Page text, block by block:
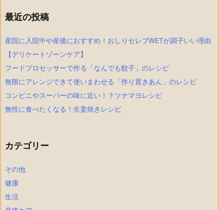
最近の投稿
産院に入院中や産後におすすめ！おしりセレブWETが調子いい理由
【デリケートゾーンケア】
フードプロセッサーで作る「なんでも餃子」のレシピ
無限にアレンジできて使いまわせる「作り置きあん」のレシピ
コンビニやスーパーの味に近い！？ツナマヨレシピ
無性に食べたくなる！生姜焼きレシピ
カテゴリー
その他
健康
生活